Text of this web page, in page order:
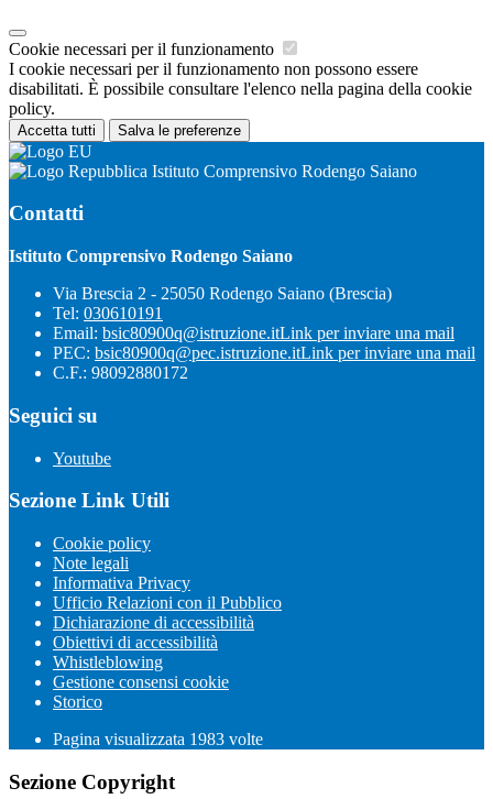
Cookie necessari per il funzionamento
I cookie necessari per il funzionamento non possono essere
disabilitati. È possibile consultare l'elenco nella pagina della cookie
policy.
Accetta tutti Salva le preferenze
Istituto Comprensivo Rodengo Saiano
Contatti
Istituto Comprensivo Rodengo Saiano
Via Brescia 2 - 25050 Rodengo Saiano (Brescia)
Tel: 030610191
Email: bsic80900q@istruzione.itLink per inviare una mail
PEC: bsic80900q@pec.istruzione.itLink per inviare una mail
C.F.: 98092880172
Seguici su
Youtube
Sezione Link Utili
Cookie policy
Note legali
Informativa Privacy
Ufficio Relazioni con il Pubblico
Dichiarazione di accessibilità
Obiettivi di accessibilità
Whistleblowing
Gestione consensi cookie
Storico
Pagina visualizzata 1983 volte
Sezione Copyright